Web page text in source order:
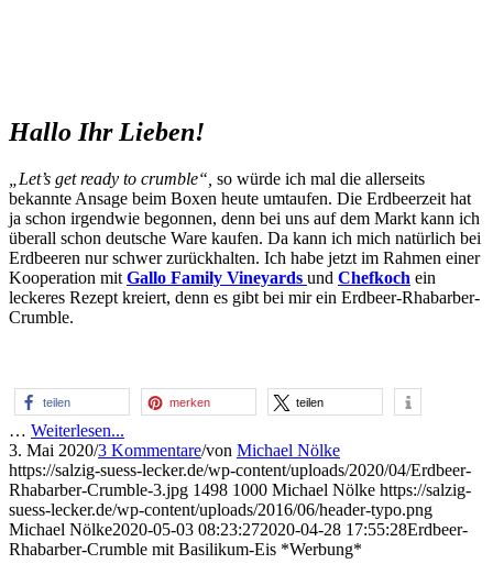
Hallo Ihr Lieben!
„Let’s get ready to crumble“, so würde ich mal die allerseits
bekannte Ansage beim Boxen heute umtaufen. Die Erdbeerzeit hat
ja schon irgendwie begonnen, denn bei uns auf dem Markt kann ich
überall schon deutsche Ware kaufen. Da kann ich mich natürlich bei
Erdbeeren nur schwer zurückhalten. Ich habe jetzt im Rahmen einer
Kooperation mit Gallo Family Vineyards und Chefkoch ein
leckeres Rezept kreiert, denn es gibt bei mir ein Erdbeer-Rhabarber-
Crumble.
teilen merken teilen
… Weiterlesen...
3. Mai 2020/3 Kommentare/von Michael Nölke
https://salzig-suess-lecker.de/wp-content/uploads/2020/04/Erdbeer-
Rhabarber-Crumble-3.jpg 1498 1000 Michael Nölke https://salzig-
suess-lecker.de/wp-content/uploads/2016/06/header-typo.png
Michael Nölke2020-05-03 08:23:272020-04-28 17:55:28Erdbeer-
Rhabarber-Crumble mit Basilikum-Eis *Werbung*